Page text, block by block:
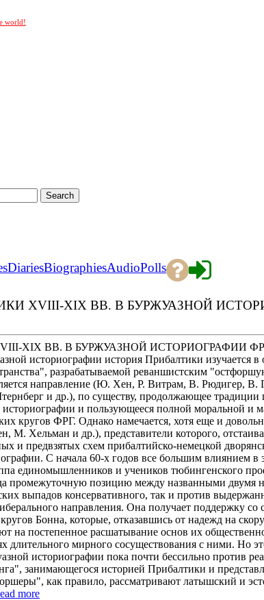
world!
DiariesBiographiesAudioPolls
XVIII-XIX ВВ. В БУРЖУАЗНОЙ
XIX ВВ. В БУРЖУАЗНОЙ ИСТОРИОГРАФИИ
историографии история Прибалтики изучается в
разрабатываемой реваншистским
направление (Ю. Хен, Р. Витрам, В. Рюдигер, В.
и др.), по существу, продолжающее традиции
и пользующееся полной моральной и
кругов ФРГ. Однако намечается, хотя еще и
М. Хельман и др.), представители которого,
и предвзятых схем прибалтийско-немецкой
С начала 60-х годов все большим влиянием в
единомышленников и учеников тюбингенского
промежуточную позицию между названными двумя
выпадов консервативного, так и против
направления. Она получает поддержку со
Бонна, которые, отказавшись от надежд на
на постепенное расшатывание основ их
длительного мирного сосуществования с ними. Но
историографии пока почти бессильно против
занимающегося историей Прибалтики и
как правило, рассматривают латышский и
more